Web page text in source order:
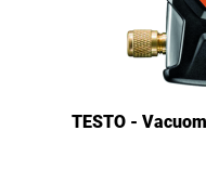
TESTO -